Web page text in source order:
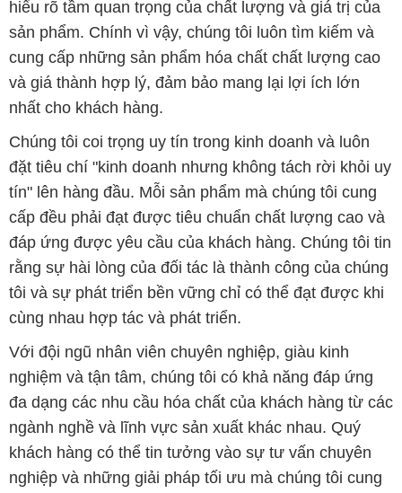
hiểu rõ tầm quan trọng của chất lượng và giá trị của
sản phẩm. Chính vì vậy, chúng tôi luôn tìm kiếm và
cung cấp những sản phẩm hóa chất chất lượng cao
và giá thành hợp lý, đảm bảo mang lại lợi ích lớn
nhất cho khách hàng.
Chúng tôi coi trọng uy tín trong kinh doanh và luôn
đặt tiêu chí "kinh doanh nhưng không tách rời khỏi uy
tín" lên hàng đầu. Mỗi sản phẩm mà chúng tôi cung
cấp đều phải đạt được tiêu chuẩn chất lượng cao và
đáp ứng được yêu cầu của khách hàng. Chúng tôi tin
rằng sự hài lòng của đối tác là thành công của chúng
tôi và sự phát triển bền vững chỉ có thể đạt được khi
cùng nhau hợp tác và phát triển.
Với đội ngũ nhân viên chuyên nghiệp, giàu kinh
nghiệm và tận tâm, chúng tôi có khả năng đáp ứng
đa dạng các nhu cầu hóa chất của khách hàng từ các
ngành nghề và lĩnh vực sản xuất khác nhau. Quý
khách hàng có thể tin tưởng vào sự tư vấn chuyên
nghiệp và những giải pháp tối ưu mà chúng tôi cung